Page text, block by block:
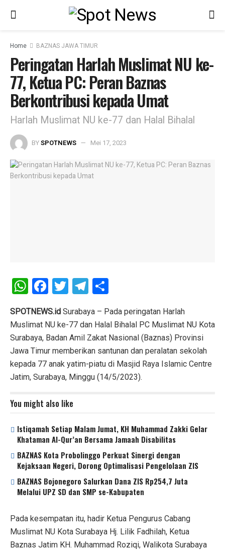
Home BAZNAS JAWA TIMUR
Peringatan Harlah Muslimat NU ke-
77, Ketua PC: Peran Baznas
Berkontribusi kepada Umat
Harlah Muslimat NU ke-77 dan Halal Bihalal
BYSPOTNEWS Mei 17, 2023
W
h
at
s
A
p
p
F
a
ce
b
o
o
k
T
wi
tt
er
T
el
e
gr
a
m
h
ar
e
SPOTNEWS.id Surabaya – Pada peringatan Harlah
Muslimat NU ke-77 dan Halal Bihalal PC Muslimat NU Kota
Surabaya, Badan Amil Zakat Nasional (Baznas) Provinsi
Jawa Timur memberikan santunan dan peralatan sekolah
kepada 77 anak yatim-piatu di Masjid Raya Islamic Centre
Jatim, Surabaya, Minggu (14/5/2023).
You might also like
Istiqamah Setiap Malam Jumat, KH Muhammad Zakki Gelar
Khataman Al-Qur’an Bersama Jamaah Disabilitas
BAZNAS Kota Probolinggo Perkuat Sinergi dengan
Kejaksaan Negeri, Dorong Optimalisasi Pengelolaan ZIS
BAZNAS Bojonegoro Salurkan Dana ZIS Rp254,7 Juta
Melalui UPZ SD dan SMP se-Kabupaten
Pada kesempatan itu, hadir Ketua Pengurus Cabang
Muslimat NU Kota Surabaya Hj. Lilik Fadhilah, Ketua
Baznas Jatim KH. Muhammad Roziqi, Walikota Surabaya